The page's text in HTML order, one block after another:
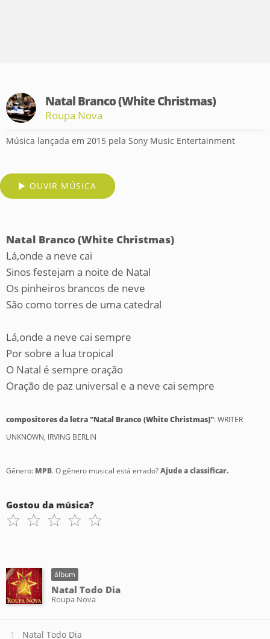
Natal Branco (White Christmas)
Roupa Nova
Música lançada em 2015 pela Sony Music Entertainment
OUVIR MÚSICA
Natal Branco (White Christmas)
Lá,onde a neve cai
Sinos festejam a noite de Natal
Os pinheiros brancos de neve
São como torres de uma catedral
Lá,onde a neve cai sempre
Por sobre a lua tropical
O Natal é sempre oração
Oração de paz universal e a neve cai sempre
compositores da letra "Natal Branco (White Christmas)": WRITER
UNKNOWN, IRVING BERLIN
Gênero: MPB. O gênero musical está errado?Ajude a classificar.
Gostou da música?
álbum
Natal Todo Dia
Roupa Nova
Natal Todo Dia